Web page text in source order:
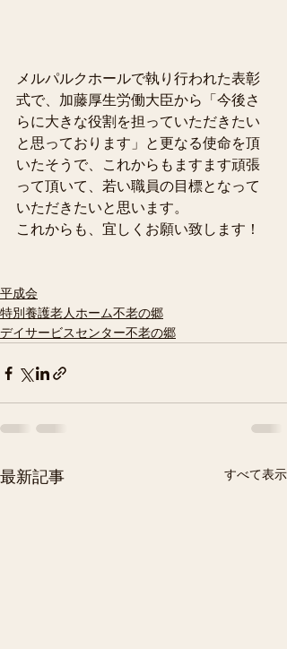
メルパルクホールで執り行われた表彰
式で、加藤厚生労働大臣から「今後さ
らに大きな役割を担っていただきたい
と思っております」と更なる使命を頂
いたそうで、これからもますます頑張
って頂いて、若い職員の目標となって
いただきたいと思います。
これからも、宜しくお願い致します！
平成会
特別養護老人ホーム不老の郷
デイサービスセンター不老の郷
最新記事 すべて表示